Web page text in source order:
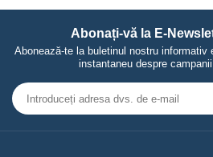
Abonați-vă la E-
Abonează-te la buletinul nostru informativ
instantaneu despre